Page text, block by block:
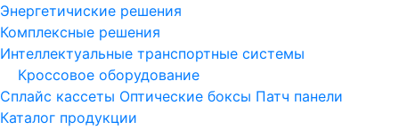
Энергетичиские решения
Комплексные решения
Интеллектуальные транспортные системы
Кроссовое оборудование
Сплайс кассеты Оптические боксы Патч панели
Каталог продукции